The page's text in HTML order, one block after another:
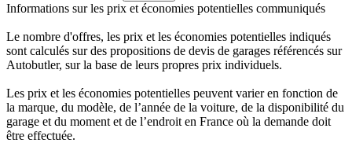
Informations sur les prix et économies potentielles communiqués
Le nombre d'offres, les prix et les économies potentielles indiqués
sont calculés sur des propositions de devis de garages référencés sur
Autobutler, sur la base de leurs propres prix individuels.
Les prix et les économies potentielles peuvent varier en fonction de
la marque, du modèle, de l’année de la voiture, de la disponibilité du
garage et du moment et de l’endroit en France où la demande doit
être effectuée.